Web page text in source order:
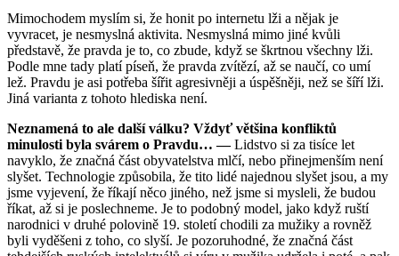
Mimochodem myslím si, že honit po internetu lži a nějak je
vyvracet, je nesmyslná aktivita. Nesmyslná mimo jiné kvůli
představě, že pravda je to, co zbude, když se škrtnou všechny lži.
Podle mne tady platí píseň, že pravda zvítězí, až se naučí, co umí
lež. Pravdu je asi potřeba šířit agresivněji a úspěšněji, než se šíří lži.
Jiná varianta z tohoto hlediska není.
Neznamená to ale další válku? Vždyť většina konfliktů
minulosti byla svárem o Pravdu… —Lidstvo si za tisíce let
navyklo, že značná část obyvatelstva mlčí, nebo přinejmenším není
slyšet. Technologie způsobila, že tito lidé najednou slyšet jsou, a my
jsme vyjevení, že říkají něco jiného, než jsme si mysleli, že budou
říkat, až si je poslechneme. Je to podobný model, jako když ruští
narodnici v druhé polovině 19. století chodili za mužiky a rovněž
byli vyděšeni z toho, co slyší. Je pozoruhodné, že značná část